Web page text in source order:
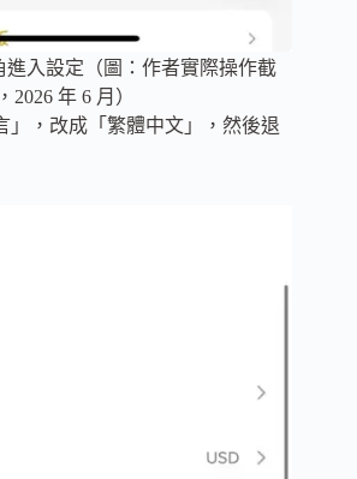
進入設定（圖：作者實際操作截
2026 年 6 月）
」，改成「繁體中文」，然後退